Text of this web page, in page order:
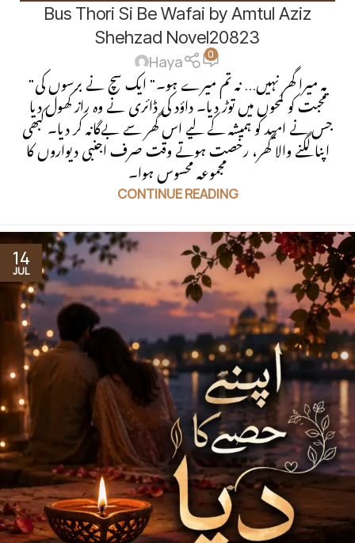
EMOTIONAL DRAMA ,SECOND MARRIAGE BASED,SOCIAL
ROMANTIC NOVEL
Bus Thori Si Be Wafai by Amtul Aziz
Shehzad Novel20823
Haya 0
"یہ میرا گھر نہیں... نہ تم میرے ہو۔" ایک سچ نے برسوں کی
محبت کو لمحوں میں توڑ دیا۔ داؤد کی ڈائری نے وہ راز کھول دیا
جس نے امید کو ہمیشہ کے لیے اس گھر سے بےگانہ کر دیا۔ کبھی
اپنا لگنے والا گھر، رخصت ہوتے وقت صرف اجنبی دیواروں کا
مجموعہ محسوس ہوا۔
CONTINUE READING
14
JUL